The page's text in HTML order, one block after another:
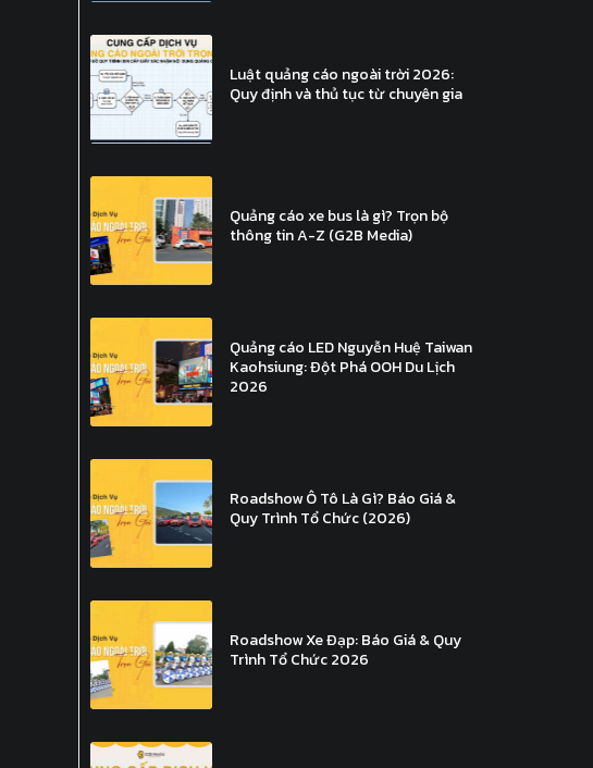
Luật quảng cáo ngoài trời 2026:
Quy định và thủ tục từ chuyên gia
Quảng cáo xe bus là gì? Trọn bộ
thông tin A-Z (G2B Media)
Quảng cáo LED Nguyễn Huệ Taiwan
Kaohsiung: Đột Phá OOH Du Lịch
2026
Roadshow Ô Tô Là Gì? Báo Giá &
Quy Trình Tổ Chức (2026)
Roadshow Xe Đạp: Báo Giá & Quy
Trình Tổ Chức 2026